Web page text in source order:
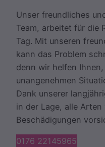
Unser freundliches
Team, arbeitet für die
Tag. Mit unseren
kann das Problem
denn wir helfen
unangenehmen
Dank unserer
in der Lage, alle
Beschädigungen
0176 22145965